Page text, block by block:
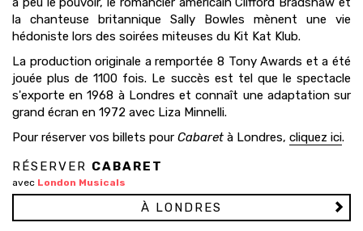
la chanteuse britannique Sally Bowles mènent une vie
hédoniste lors des soirées miteuses du Kit Kat Klub.
La production originale a remportée 8 Tony Awards et a été
jouée plus de 1100 fois. Le succès est tel que le spectacle
s'exporte en 1968 à Londres et connaît une adaptation sur
grand écran en 1972 avec Liza Minnelli.
Pour réserver vos billets pour Cabaret à Londres, cliquez ici.
RÉSERVER CABARET
avec London Musicals
À LONDRES